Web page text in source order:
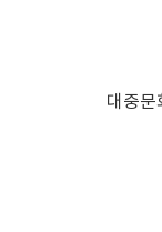
대중문